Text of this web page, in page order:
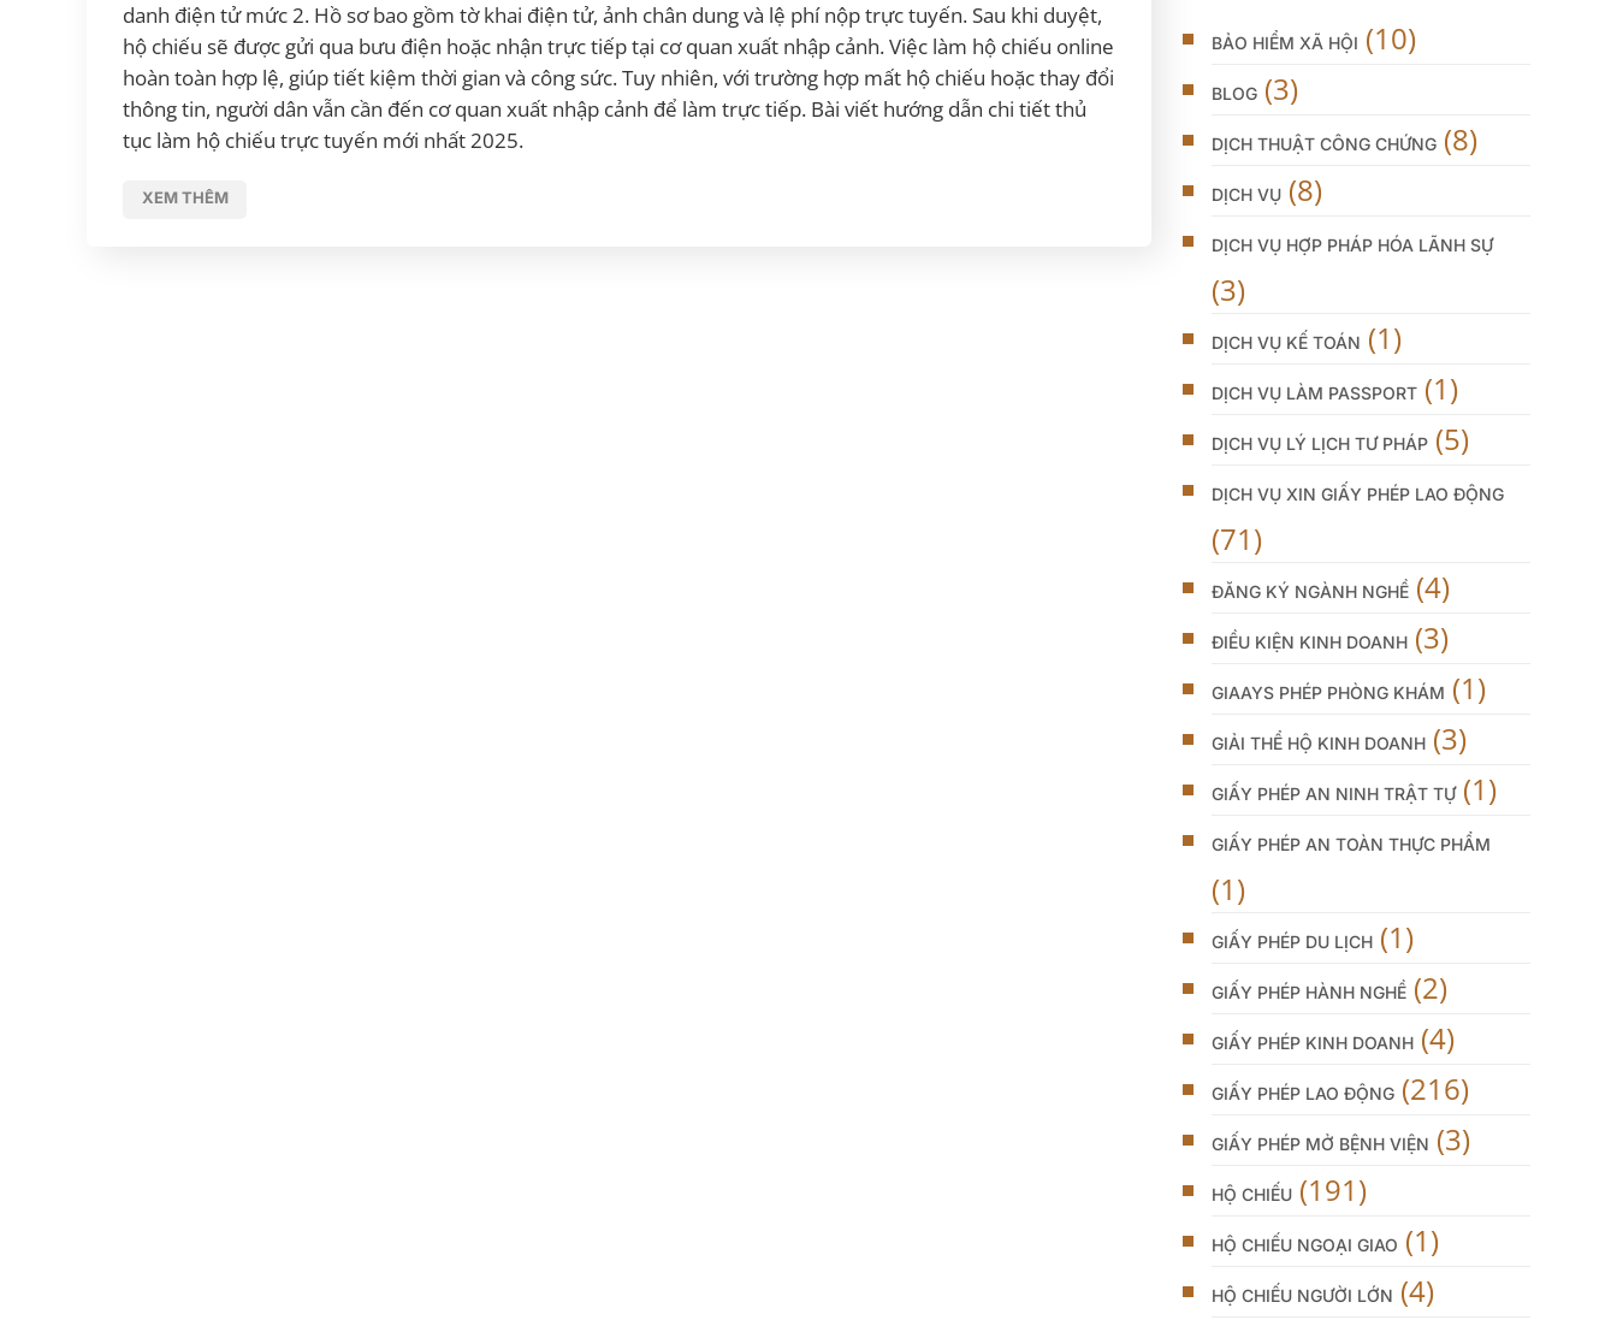
danh điện tử mức 2. Hồ sơ bao gồm tờ khai điện tử, ảnh chân dung và lệ phí nộp trực tuyến. Sau khi duyệt,
hộ chiếu sẽ được gửi qua bưu điện hoặc nhận trực tiếp tại cơ quan xuất nhập cảnh. Việc làm hộ chiếu online
hoàn toàn hợp lệ, giúp tiết kiệm thời gian và công sức. Tuy nhiên, với trường hợp mất hộ chiếu hoặc thay đổi
thông tin, người dân vẫn cần đến cơ quan xuất nhập cảnh để làm trực tiếp. Bài viết hướng dẫn chi tiết thủ
tục làm hộ chiếu trực tuyến mới nhất 2025.
XEM THÊM
BẢO HIỂM XÃ HỘI (10)
BLOG (3)
DỊCH THUẬT CÔNG CHỨNG (8)
DỊCH VỤ (8)
DỊCH VỤ HỢP PHÁP HÓA LÃNH SỰ
(3)
DỊCH VỤ KẾ TOÁN (1)
DỊCH VỤ LÀM PASSPORT (1)
DỊCH VỤ LÝ LỊCH TƯ PHÁP (5)
DỊCH VỤ XIN GIẤY PHÉP LAO ĐỘNG
(71)
ĐĂNG KÝ NGÀNH NGHỀ (4)
ĐIỀU KIỆN KINH DOANH (3)
GIAAYS PHÉP PHÒNG KHÁM (1)
GIẢI THỂ HỘ KINH DOANH (3)
GIẤY PHÉP AN NINH TRẬT TỰ(1)
GIẤY PHÉP AN TOÀN THỰC PHẨM
(1)
GIẤY PHÉP DU LỊCH (1)
GIẤY PHÉP HÀNH NGHỀ (2)
GIẤY PHÉP KINH DOANH (4)
GIẤY PHÉP LAO ĐỘNG (216)
GIẤY PHÉP MỞ BỆNH VIỆN (3)
HỘ CHIẾU (191)
HỘ CHIẾU NGOẠI GIAO (1)
HỘ CHIẾU NGƯỜI LỚN (4)